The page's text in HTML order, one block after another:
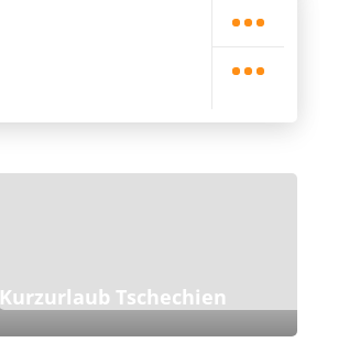
Kurzurlaub Tschechien